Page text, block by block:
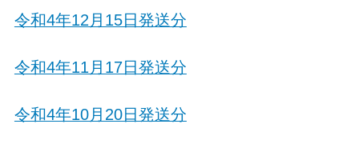
令和4年12月15日発送分
令和4年11月17日発送分
令和4年10月20日発送分